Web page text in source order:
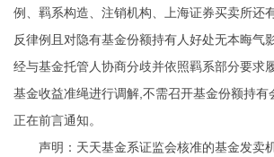
例、羁系构造、注销机构、上海证券买卖所还
反律例且对隐有基金份额持有人好处无本晦气
经与基金托管人协商分歧并依照羁系部分要求
基金收益准绳进行调解,不需召开基金份额持有
正在前言通知。
声明：天天基金系证监会核准的基金发卖